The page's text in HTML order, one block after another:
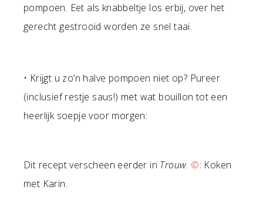
pompoen. Eet als knabbeltje los erbij, over het
gerecht gestrooid worden ze snel taai.
• Krijgt u zo’n halve pompoen niet op? Pureer
(inclusief restje saus!) met wat bouillon tot een
heerlijk soepje voor morgen:
Dit recept verscheen eerder in Trouw. ©: Koken
met Karin.